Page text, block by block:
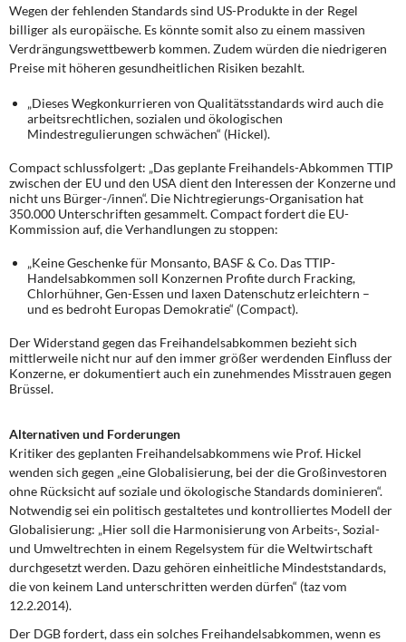
Wegen der fehlenden Standards sind US-Produkte in der Regel
billiger als europäische. Es könnte somit also zu einem massiven
Verdrängungswettbewerb kommen. Zudem würden die niedrigeren
Preise mit höheren gesundheitlichen Risiken bezahlt.
„Dieses Wegkonkurrieren von Qualitätsstandards wird auch die
arbeitsrechtlichen, sozialen und ökologischen
Mindestregulierungen schwächen“ (Hickel).
Compact schlussfolgert: „Das geplante Freihandels-Abkommen TTIP
zwischen der EU und den USA dient den Interessen der Konzerne und
nicht uns Bürger-/innen“. Die Nichtregierungs-Organisation hat
350.000 Unterschriften gesammelt. Compact fordert die EU-
Kommission auf, die Verhandlungen zu stoppen:
„Keine Geschenke für Monsanto, BASF & Co. Das TTIP-
Handelsabkommen soll Konzernen Profite durch Fracking,
Chlorhühner, Gen-Essen und laxen Datenschutz erleichtern –
und es bedroht Europas Demokratie“ (Compact).
Der Widerstand gegen das Freihandelsabkommen bezieht sich
mittlerweile nicht nur auf den immer größer werdenden Einfluss der
Konzerne, er dokumentiert auch ein zunehmendes Misstrauen gegen
Brüssel.
Alternativen und Forderungen
Kritiker des geplanten Freihandelsabkommens wie Prof. Hickel
wenden sich gegen „eine Globalisierung, bei der die Großinvestoren
ohne Rücksicht auf soziale und ökologische Standards dominieren“.
Notwendig sei ein politisch gestaltetes und kontrolliertes Modell der
Globalisierung: „Hier soll die Harmonisierung von Arbeits-, Sozial-
und Umweltrechten in einem Regelsystem für die Weltwirtschaft
durchgesetzt werden. Dazu gehören einheitliche Mindeststandards,
die von keinem Land unterschritten werden dürfen“ (taz vom
12.2.2014).
Der DGB fordert, dass ein solches Freihandelsabkommen, wenn es